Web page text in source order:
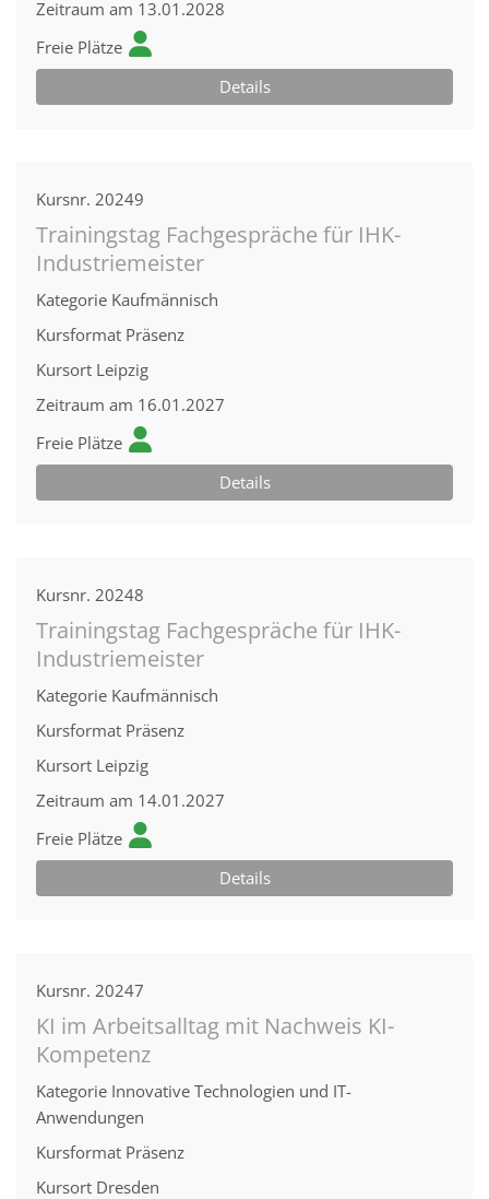
Zeitraum am 13.01.2028
Freie Plätze
Details
Kursnr. 20249
Trainingstag Fachgespräche für IHK-
Industriemeister
Kategorie Kaufmännisch
Kursformat Präsenz
Kursort Leipzig
Zeitraum am 16.01.2027
Freie Plätze
Details
Kursnr. 20248
Trainingstag Fachgespräche für IHK-
Industriemeister
Kategorie Kaufmännisch
Kursformat Präsenz
Kursort Leipzig
Zeitraum am 14.01.2027
Freie Plätze
Details
Kursnr. 20247
KI im Arbeitsalltag mit Nachweis KI-
Kompetenz
Kategorie Innovative Technologien und IT-
Anwendungen
Kursformat Präsenz
Kursort Dresden